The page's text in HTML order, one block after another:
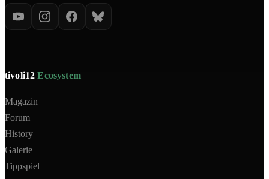
tivoli12Ecosystem
Magazin
Forum
History
Galerie
Tippspiel